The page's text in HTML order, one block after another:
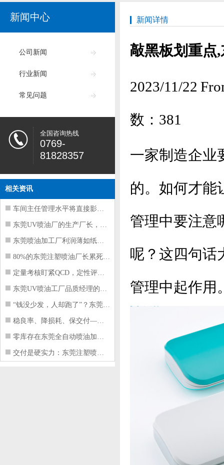
新闻中心
公司新闻
行业新闻
常见问题
全国咨询热线
0769-
81828357
相关资讯
车间主任管理水平将直接影响东莞注塑件
东莞UV喷油厂的生产厂长，到底在给工
东莞喷油加工厂利润薄如纸？这四项基本
80%的东莞注塑喷油厂长累死累活，利
定量考核盯紧QCD，定性评价看好配合
东莞UV喷油工厂品质经理的四项核心管
“钱没少发，人却跑了”？东莞注塑喷油
稳良率、降损耗、保交付——东莞这家U
零库存在东莞全自动喷油加工厂不可行的
交付是硬实力：东莞注塑喷油厂如何用齐
新闻详情
敲黑板划重点
2023/11/22
数： 381
一家制造企业
的。如何才能
管理中要注意
呢？这四句话
管理中起作用